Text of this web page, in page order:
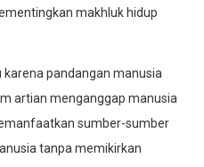
artian menganggap manusia
sumber-sumber
tanpa memikirkan
binatang” tungkas Boby.